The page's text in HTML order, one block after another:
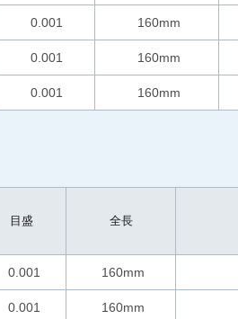
0.001 160mm
0.001 160mm
0.001 160mm
目盛 全長
0.001 160mm
0.001 160mm